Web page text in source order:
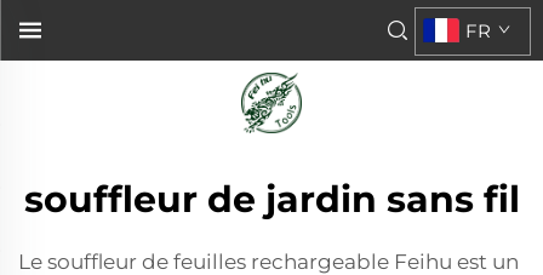
FR
souffleur de jardin sans fil
Le souffleur de feuilles rechargeable Feihu est un